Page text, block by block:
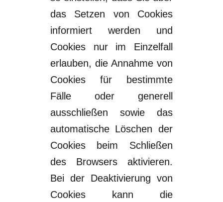
das Setzen von Cookies
informiert werden und
Cookies nur im Einzelfall
erlauben, die Annahme von
Cookies für bestimmte
Fälle oder generell
ausschließen sowie das
automatische Löschen der
Cookies beim Schließen
des Browsersaktivieren.
Bei der Deaktivierung von
Cookies kann die